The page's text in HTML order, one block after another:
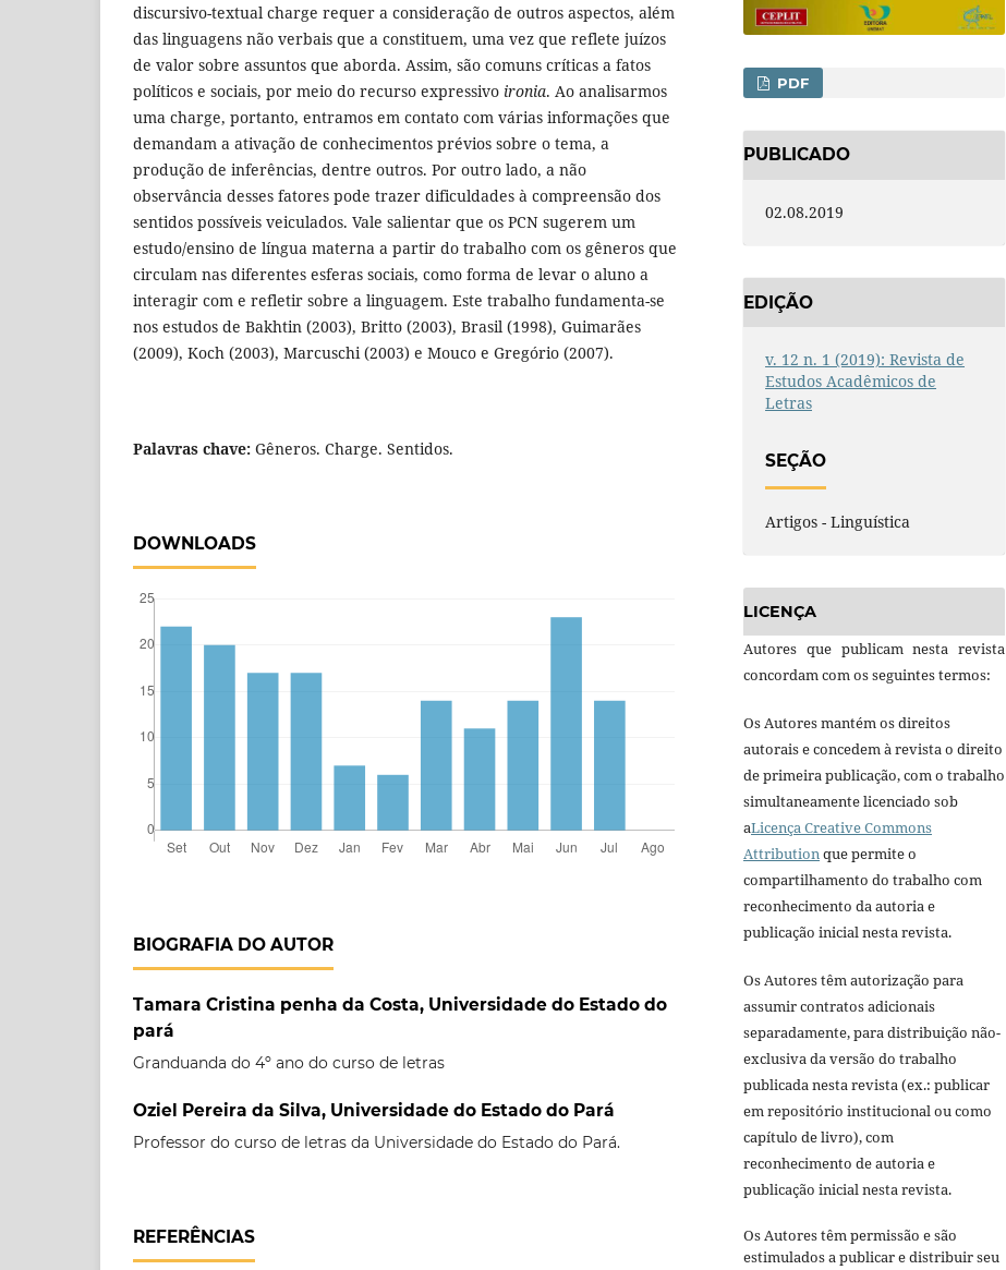
discursivo-textual charge requer a consideração de outros aspectos, além
das linguagens não verbais que a constituem, uma vez que reflete juízos
de valor sobre assuntos que aborda. Assim, são comuns críticas a fatos
políticos e sociais, por meio do recurso expressivo ironia. Ao analisarmos
uma charge, portanto, entramos em contato com várias informações que
demandam a ativação de conhecimentos prévios sobre o tema, a
produção de inferências, dentre outros. Por outro lado, a não
observância desses fatores pode trazer dificuldades à compreensão dos
sentidos possíveis veiculados. Vale salientar que os PCN sugerem um
estudo/ensino de língua materna a partir do trabalho com os gêneros que
circulam nas diferentes esferas sociais, como forma de levar o aluno a
interagir com e refletir sobre a linguagem. Este trabalho fundamenta-se
nos estudos de Bakhtin (2003), Britto (2003), Brasil (1998), Guimarães
(2009), Koch (2003), Marcuschi (2003) e Mouco e Gregório (2007).
Palavras chave: Gêneros. Charge. Sentidos.
DOWNLOADS
BIOGRAFIA DO AUTOR
Tamara Cristina penha da Costa, Universidade do Estado do
pará
Granduanda do 4º ano do curso de letras
Oziel Pereira da Silva, Universidade do Estado do Pará
Professor do curso de letras da Universidade do Estado do Pará.
REFERÊNCIAS
PDF
PUBLICADO
02.08.2019
EDIÇÃO
v. 12 n. 1 (2019): Revista de
Estudos Acadêmicos de
Letras
SEÇÃO
Artigos - Linguística
LICENÇA
Autores que publicam nesta revista
concordam com os seguintes termos:
Os Autores mantém os direitos
autorais e concedem à revista o direito
de primeira publicação, com o trabalho
simultaneamente licenciado sob
aLicença Creative Commons
Attributionque permite o
compartilhamento do trabalho com
reconhecimento da autoria e
publicação inicial nesta revista.
Os Autores têm autorização para
assumir contratos adicionais
separadamente, para distribuição não-
exclusiva da versão do trabalho
publicada nesta revista (ex.: publicar
em repositório institucional ou como
capítulo de livro), com
reconhecimento de autoria e
publicação inicial nesta revista.
Os Autores têm permissão e são
estimulados a publicar e distribuir seu